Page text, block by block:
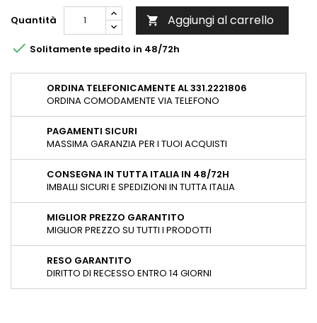
Quantità  Aggiungi al carrello
 Solitamente spedito in 48/72h
ORDINA TELEFONICAMENTE AL 331.2221806
ORDINA COMODAMENTE VIA TELEFONO
PAGAMENTI SICURI
MASSIMA GARANZIA PER I TUOI ACQUISTI
CONSEGNA IN TUTTA ITALIA IN 48/72H
IMBALLI SICURI E SPEDIZIONI IN TUTTA ITALIA
MIGLIOR PREZZO GARANTITO
MIGLIOR PREZZO SU TUTTI I PRODOTTI
RESO GARANTITO
DIRITTO DI RECESSO ENTRO 14 GIORNI